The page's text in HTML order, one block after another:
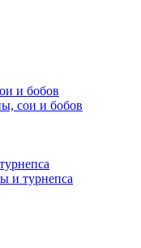
и бобов
сои и бобов
и турнепса